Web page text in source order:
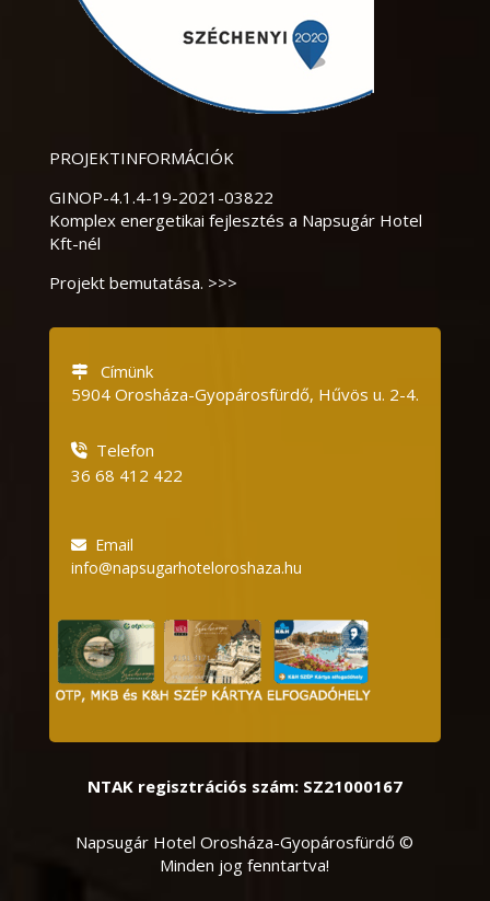
PROJEKTINFORMÁCIÓK
GINOP-4.1.4-19-2021-03822
Komplex energetikai fejlesztés a Napsugár Hotel
Kft-nél
Projekt bemutatása. >>>
Címünk
5904 Orosháza-Gyopárosfürdő, Hűvös u. 2-4.
Telefon
36 68 412 422
Email
info@napsugarhoteloroshaza.hu
NTAK regisztrációs szám: SZ21000167
Napsugár Hotel Orosháza-Gyopárosfürdő ©
Minden jog fenntartva!